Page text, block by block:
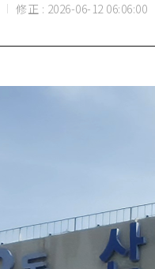
修正 : 2026-06-12 06:06:00